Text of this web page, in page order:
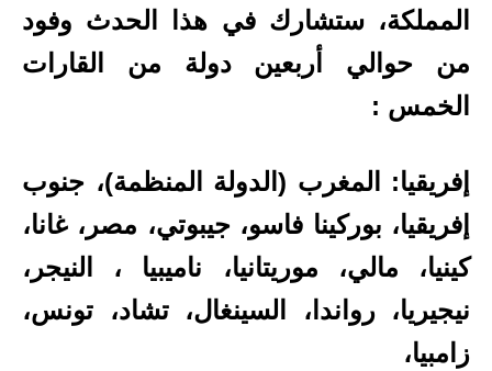
المملكة، ستشارك في هذا الحدث وفود
من حوالي أربعين دولة من القارات
الخمس :
إفريقيا: المغرب (الدولة المنظمة)، جنوب
إفريقيا، بوركينا فاسو، جيبوتي، مصر، غانا،
كينيا، مالي، موريتانيا، ناميبيا ، النيجر،
نيجيريا، رواندا، السينغال، تشاد، تونس،
زامبيا،